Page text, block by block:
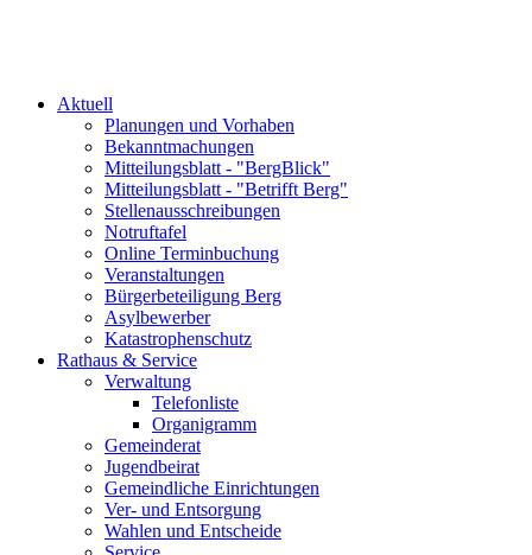
Aktuell
Planungen und Vorhaben
Bekanntmachungen
Mitteilungsblatt - "BergBlick"
Mitteilungsblatt - "Betrifft Berg"
Stellenausschreibungen
Notruftafel
Online Terminbuchung
Veranstaltungen
Bürgerbeteiligung Berg
Asylbewerber
Katastrophenschutz
Rathaus & Service
Verwaltung
Telefonliste
Organigramm
Gemeinderat
Jugendbeirat
Gemeindliche Einrichtungen
Ver- und Entsorgung
Wahlen und Entscheide